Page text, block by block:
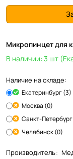
Микропинцет для
В наличии: 3 шт
Наличие на складе:
Екатеринбург (3)
Москва (0)
Санкт-
Челябинск (0)
Производитель: